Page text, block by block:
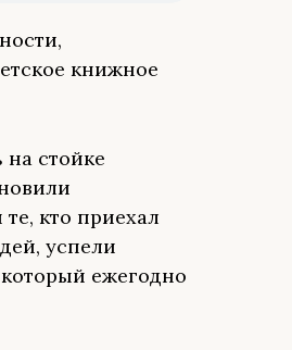
книжное
стойке
кто приехал
успели
ежегодно